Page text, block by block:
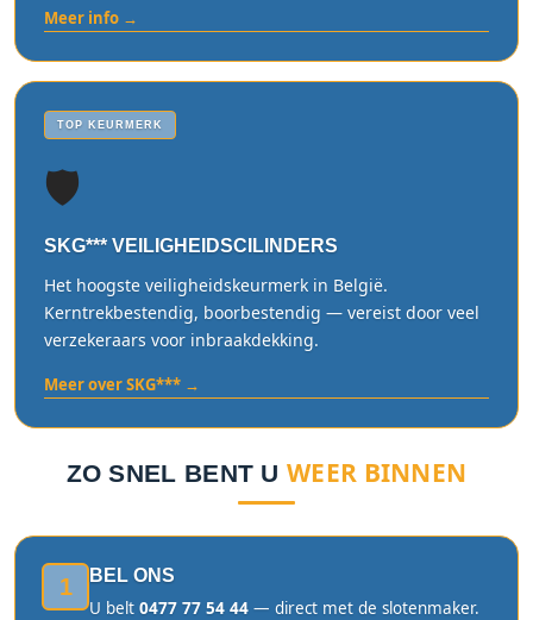
Meer info →
TOP KEURMERK
🛡️
SKG*** VEILIGHEIDSCILINDERS
Het hoogste veiligheidskeurmerk in België.
Kerntrekbestendig, boorbestendig — vereist door veel
verzekeraars voor inbraakdekking.
Meer over SKG*** →
ZO SNEL BENT UWEER BINNEN
1 BEL ONS
U belt 0477 77 54 44 — direct met de slotenmaker.